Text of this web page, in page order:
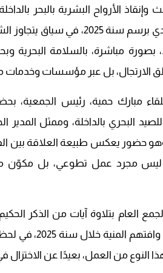
العام السنوي العادي برسم سنة
بصورة مباشرة، بالسلامة البحرية
الارتجال، بل عبر مؤسسات وخدمات
مبارك حمية، رئيس الجمعية،
البحري بالداخلة، وممثل
حضور يعكس طبيعة العلاقة بين
ليس مجرد عمل تطوعي، بل مكوّن
العام بتلاوة آيات من الذكر
أرواح البحارة
النوع من العمل، بعيدًا عن الاختزال في